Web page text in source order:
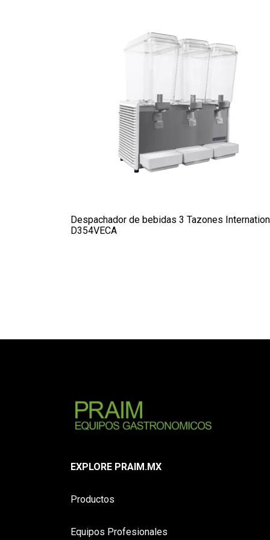
Despachador de bebidas 3 Tazones
D354VECA
EXPLORE PRAIM.MX
Productos
Equipos Profesionales